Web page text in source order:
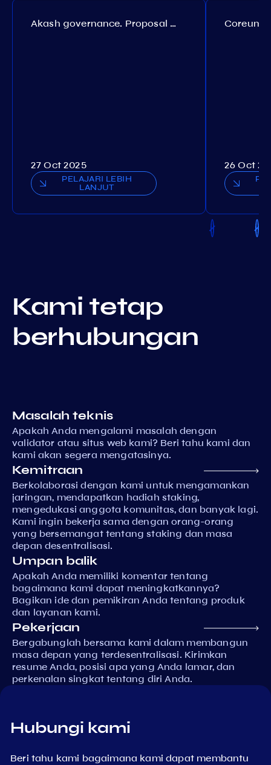
Akash governance. Proposal №308
27 Oct 2025
PELAJARI LEBIH
LANJUT
26 Oct
Kami tetap
berhubungan
Masalah teknis
Apakah Anda mengalami masalah dengan
validator atau situs web kami? Beri tahu kami dan
kami akan segera mengatasinya.
Kemitraan
Berkolaborasi dengan kami untuk mengamankan
jaringan, mendapatkan hadiah staking,
mengedukasi anggota komunitas, dan banyak lagi.
Kami ingin bekerja sama dengan orang-orang
yang bersemangat tentang staking dan masa
depan desentralisasi.
Umpan balik
Apakah Anda memiliki komentar tentang
bagaimana kami dapat meningkatkannya?
Bagikan ide dan pemikiran Anda tentang produk
dan layanan kami.
Pekerjaan
Bergabunglah bersama kami dalam membangun
masa depan yang terdesentralisasi. Kirimkan
resume Anda, posisi apa yang Anda lamar, dan
perkenalan singkat tentang diri Anda.
Hubungi kami
Beri tahu kami bagaimana kami dapat membantu